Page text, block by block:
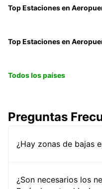
Top Estaciones en
Top Estaciones en
Todos los países
Preguntas
¿Hay zonas de bajas
¿Son necesarios los